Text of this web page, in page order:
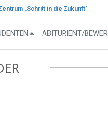
„Schritt in die Zukunft“
ABITURIENT/